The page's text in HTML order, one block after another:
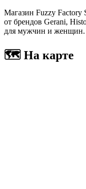
Магазин Fuzzy Factory
от брендов Gerani,
для мужчин и женщин.
🗺 На карте